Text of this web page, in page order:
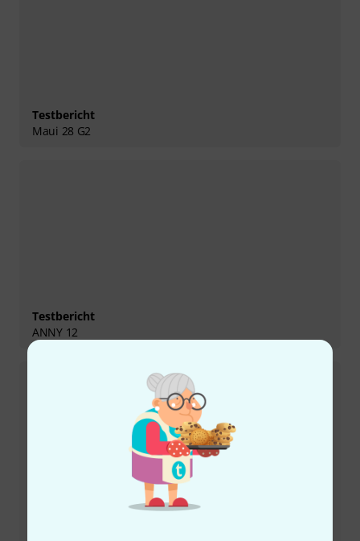
Testbericht
Maui 28 G2
Testbericht
ANNY 12